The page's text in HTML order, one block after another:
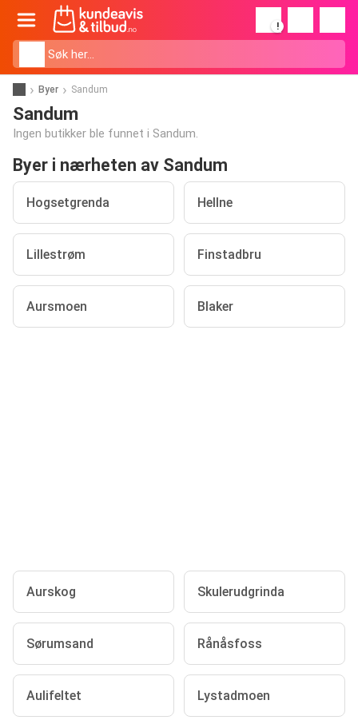
!
Byer Sandum
Sandum
Ingen butikker ble funnet i Sandum.
Byer i nærheten av Sandum
Hogsetgrenda Hellne
Lillestrøm Finstadbru
Aursmoen Blaker
Aurskog Skulerudgrinda
Sørumsand Rånåsfoss
Aulifeltet Lystadmoen